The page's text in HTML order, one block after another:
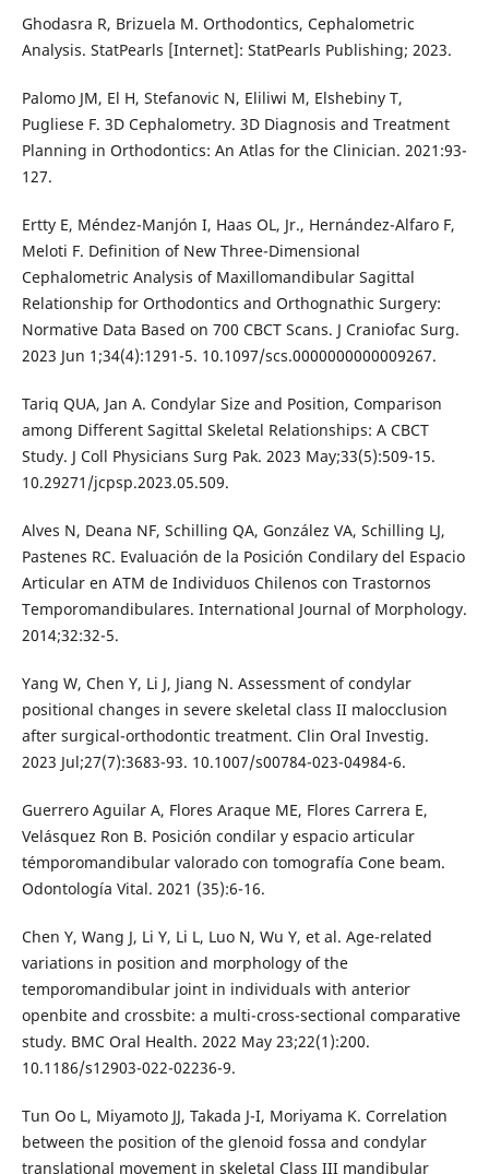
Ghodasra R, Brizuela M. Orthodontics, Cephalometric
Analysis. StatPearls [Internet]: StatPearls Publishing; 2023.
Palomo JM, El H, Stefanovic N, Eliliwi M, Elshebiny T,
Pugliese F. 3D Cephalometry. 3D Diagnosis and Treatment
Planning in Orthodontics: An Atlas for the Clinician. 2021:93-
127.
Ertty E, Méndez-Manjón I, Haas OL, Jr., Hernández-Alfaro F,
Meloti F. Definition of New Three-Dimensional
Cephalometric Analysis of Maxillomandibular Sagittal
Relationship for Orthodontics and Orthognathic Surgery:
Normative Data Based on 700 CBCT Scans. J Craniofac Surg.
2023 Jun 1;34(4):1291-5. 10.1097/scs.0000000000009267.
Tariq QUA, Jan A. Condylar Size and Position, Comparison
among Different Sagittal Skeletal Relationships: A CBCT
Study. J Coll Physicians Surg Pak. 2023 May;33(5):509-15.
10.29271/jcpsp.2023.05.509.
Alves N, Deana NF, Schilling QA, González VA, Schilling LJ,
Pastenes RC. Evaluación de la Posición Condilary del Espacio
Articular en ATM de Individuos Chilenos con Trastornos
Temporomandibulares. International Journal of Morphology.
2014;32:32-5.
Yang W, Chen Y, Li J, Jiang N. Assessment of condylar
positional changes in severe skeletal class II malocclusion
after surgical-orthodontic treatment. Clin Oral Investig.
2023 Jul;27(7):3683-93. 10.1007/s00784-023-04984-6.
Guerrero Aguilar A, Flores Araque ME, Flores Carrera E,
Velásquez Ron B. Posición condilar y espacio articular
témporomandibular valorado con tomografía Cone beam.
Odontología Vital. 2021 (35):6-16.
Chen Y, Wang J, Li Y, Li L, Luo N, Wu Y, et al. Age-related
variations in position and morphology of the
temporomandibular joint in individuals with anterior
openbite and crossbite: a multi-cross-sectional comparative
study. BMC Oral Health. 2022 May 23;22(1):200.
10.1186/s12903-022-02236-9.
Tun Oo L, Miyamoto JJ, Takada J-I, Moriyama K. Correlation
between the position of the glenoid fossa and condylar
translational movement in skeletal Class III mandibular